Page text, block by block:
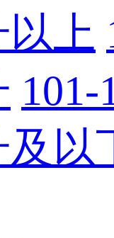
以上
101-
及以